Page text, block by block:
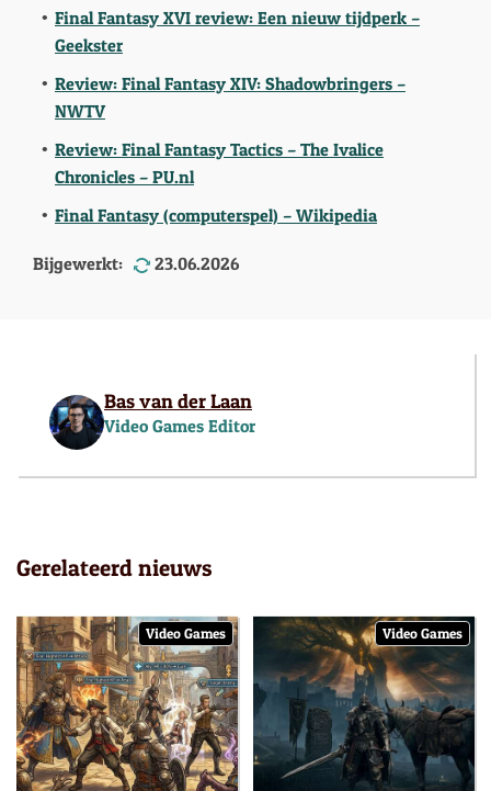
Final Fantasy XVI review: Een nieuw tijdperk –
Geekster
Review: Final Fantasy XIV: Shadowbringers –
NWTV
Review: Final Fantasy Tactics – The Ivalice
Chronicles – PU.nl
Final Fantasy (computerspel) – Wikipedia
Bijgewerkt: 23.06.2026
Bas van der Laan
Video Games Editor
Gerelateerd nieuws
Video Games Video Games